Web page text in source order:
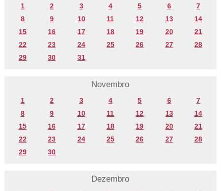
1 2 3 4 5 6
7
8
9 10 11 12 13
14
15
16 17 18 19 20
21
22
23 24 25 26 27
28
29
30 31
Novembro
1 2 3 4 5 6
7
8
9 10 11 12 13
14
15
16 17 18 19 20
21
22
23 24 25 26 27
28
29
30
Dezembro